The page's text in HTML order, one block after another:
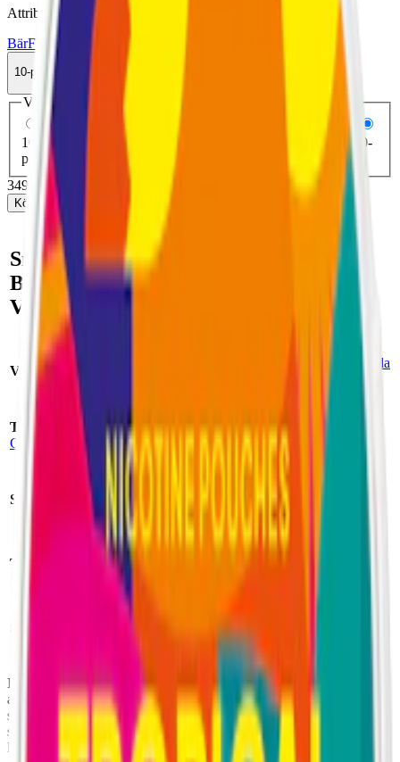
Attribut
BärFrukt Normal Torr Portion
10-pack
Köp
Välj antal dosor
1-pack
39,90 kr /st 32,90 kr
10-pack
34,90 kr
50-
pack1 720 kr 34,40 kr
349 kr
10-pack
Köp
Snabb fakta om XQS
Berrynana Twist 8 mg 4 Slim
Vitt Snus
Varumärke:
banan
röda
Tillverkare: STG (Scandinavian Tobacco
Group)
Format/storlek:
Styrka: normalstarkt vitt snus
Antal prillor:
st
Torrhet:
Nikotin per
Ingredienser: fyllnadsmedel (E460, cellulosa), vatten, nikotin,
aromer, salt, fuktighetsbevarande medel (E1520, propylenglykol),
surhetsreglerande medel (E500, natriumkarbonater) samt
sötningsmedel (E955, sukralos) och Surhetsreglerare (E501,
kaliumkarbonater)